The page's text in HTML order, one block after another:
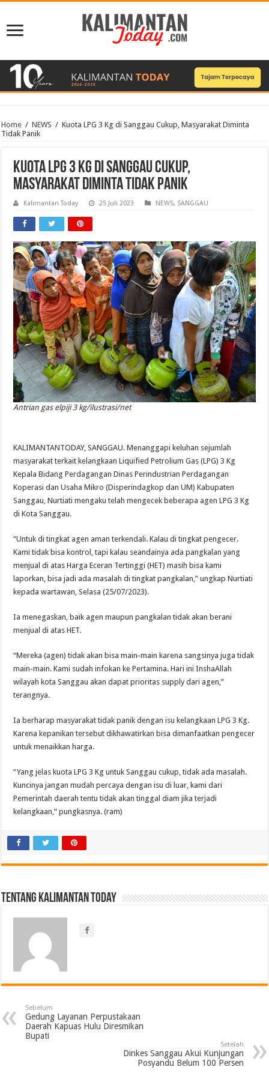
Home / NEWS / Kuota LPG 3 Kg di Sanggau Cukup, Masyarakat Diminta
Tidak Panik
Kuota LPG 3 Kg di Sanggau Cukup,
Masyarakat Diminta Tidak Panik
Kalimantan Today 25 Juli 2023 NEWS, SANGGAU
Antrian gas elpiji 3 kg/ilustrasi/net
KALIMANTANTODAY, SANGGAU. Menanggapi keluhan sejumlah
masyarakat terkait kelangkaan Liquified Petrolium Gas (LPG) 3 Kg
Kepala Bidang Perdagangan Dinas Perindustrian Perdagangan
Koperasi dan Usaha Mikro (Disperindagkop dan UM) Kabupaten
Sanggau, Nurtiati mengaku telah mengecek beberapa agen LPG 3 Kg
di Kota Sanggau.
“Untuk di tingkat agen aman terkendali. Kalau di tingkat pengecer.
Kami tidak bisa kontrol, tapi kalau seandainya ada pangkalan yang
menjual di atas Harga Eceran Tertinggi (HET) masih bisa kami
laporkan, bisa jadi ada masalah di tingkat pangkalan,” ungkap Nurtiati
kepada wartawan, Selasa (25/07/2023).
Ia menegaskan, baik agen maupun pangkalan tidak akan berani
menjual di atas HET.
“Mereka (agen) tidak akan bisa main-main karena sangsinya juga tidak
main-main. Kami sudah infokan ke Pertamina. Hari ini InshaAllah
wilayah kota Sanggau akan dapat prioritas supply dari agen,”
terangnya.
Ia berharap masyarakat tidak panik dengan isu kelangkaan LPG 3 Kg.
Karena kepanikan tersebut dikhawatirkan bisa dimanfaatkan pengecer
untuk menaikkan harga.
“Yang jelas kuota LPG 3 Kg untuk Sanggau cukup, tidak ada masalah.
Kuncinya jangan mudah percaya dengan isu di luar, kami dari
Pemerintah daerah tentu tidak akan tinggal diam jika terjadi
kelangkaan,” pungkasnya. (ram)
Tentang Kalimantan Today
Sebelum
Gedung Layanan Perpustakaan
Daerah Kapuas Hulu Diresmikan
Bupati
Setelah
Dinkes Sanggau Akui Kunjungan
Posyandu Belum 100 Persen